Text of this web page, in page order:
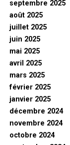
septembre 2025
août 2025
juillet 2025
juin 2025
mai 2025
avril 2025
mars 2025
février 2025
janvier 2025
décembre 2024
novembre 2024
octobre 2024